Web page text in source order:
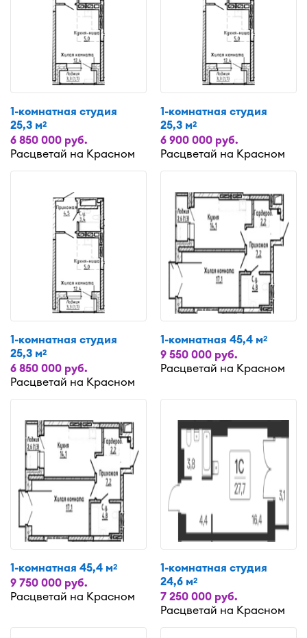
1-комнатная студия
25,3 м2
6 850 000 руб.
Расцветай на Красном
1-комнатная студия
25,3 м2
6 900 000 руб.
Расцветай на Красном
1-комнатная студия
25,3 м2
6 850 000 руб.
Расцветай на Красном
1-комнатная 45,4 м2
9 550 000 руб.
Расцветай на Красном
1-комнатная 45,4 м2
9 750 000 руб.
Расцветай на Красном
1-комнатная студия
24,6 м2
7 250 000 руб.
Расцветай на Красном